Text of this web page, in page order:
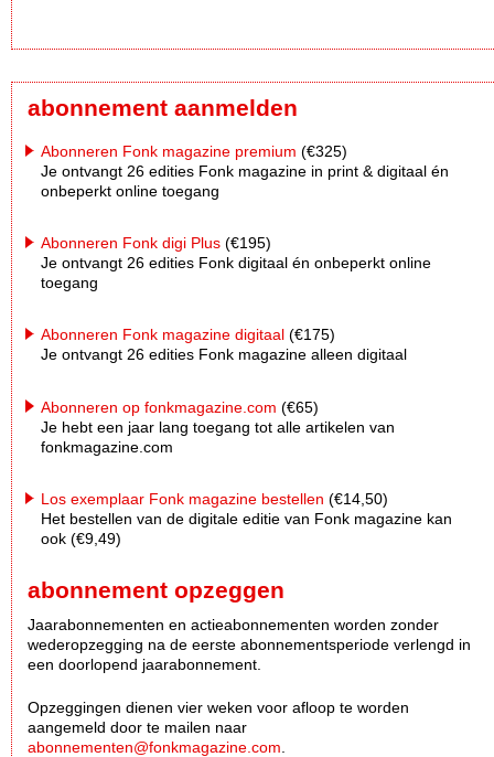
abonnement aanmelden
Abonneren Fonk magazine premium (€325)
Je ontvangt 26 edities Fonk magazine in print & digitaal én
onbeperkt online toegang
Abonneren Fonk digi Plus (€195)
Je ontvangt 26 edities Fonk digitaal én onbeperkt online
toegang
Abonneren Fonk magazine digitaal (€175)
Je ontvangt 26 edities Fonk magazine alleen digitaal
Abonneren op fonkmagazine.com (€65)
Je hebt een jaar lang toegang tot alle artikelen van
fonkmagazine.com
Los exemplaar Fonk magazine bestellen (€14,50)
Het bestellen van de digitale editie van Fonk magazine kan
ook (€9,49)
abonnement opzeggen
Jaarabonnementen en actieabonnementen worden zonder
wederopzegging na de eerste abonnementsperiode verlengd in
een doorlopend jaarabonnement.
Opzeggingen dienen vier weken voor afloop te worden
aangemeld door te mailen naar
abonnementen@fonkmagazine.com